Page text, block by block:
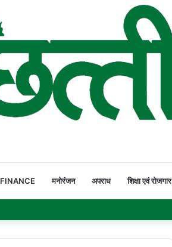
मनोरंजन अपराध शिक्षा एवं रोजगार